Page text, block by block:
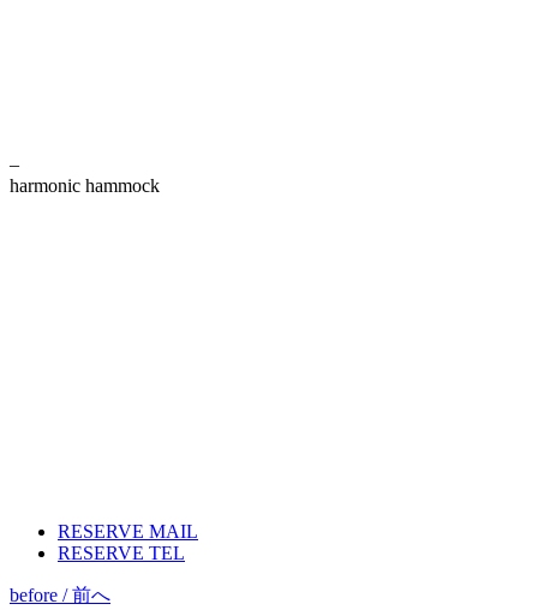
–
harmonic hammock
RESERVE MAIL
RESERVE TEL
before / 前へ